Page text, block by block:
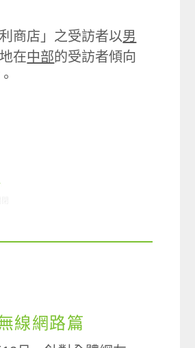
商店」之受訪者以男
在中部的受訪者傾向
線網路篇